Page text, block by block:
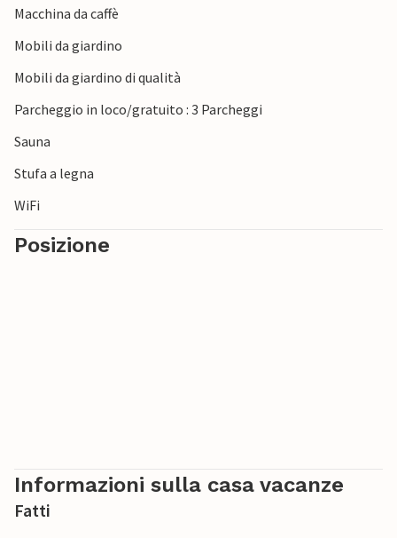
piedi nella sabbia e lasciatevi alle spalle la vita quotidiana.
Nelle giornate più fresche, visitate la piscina coperta
Safari Park vicino a Maribo e vivete una vacanza varia
sull'isola di Lolland.
Macchina da caffè
Mobili da giardino
Mobili da giardino di qualità
Parcheggio in loco/gratuito : 3 Parcheggi
Sauna
Stufa a legna
WiFi
Posizione
Informazioni sulla casa vacanze
Fatti